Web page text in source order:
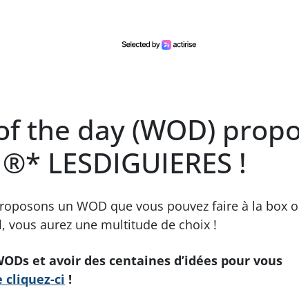
the day (WOD)
LESDIGUIERES !
un WOD que vous pouvez faire à la box
vous aurez une multitude de choix !
et avoir des centaines d’idées pour vous
cliquez-ci !